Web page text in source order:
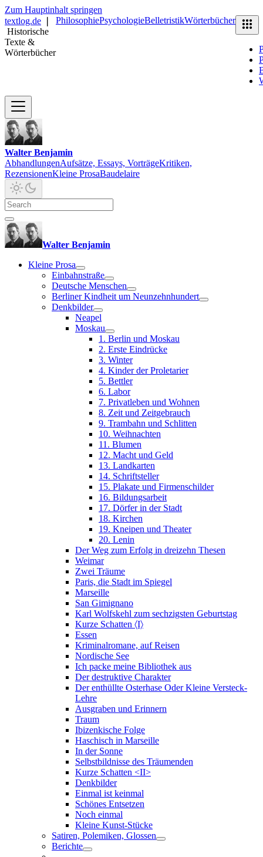
Zum Hauptinhalt springen
textlog.de
Historische
Texte &
Wörterbücher
PhilosophiePsychologieBelletristikWörterbücher
Walter Benjamin
AbhandlungenAufsätze, Essays, VorträgeKritiken,
RezensionenKleine ProsaBaudelaire
Walter Benjamin
Kleine Prosa
Einbahnstraße
Deutsche Menschen
Berliner Kindheit um Neunzehnhundert
Denkbilder
Neapel
Moskau
1. Berlin und Moskau
2. Erste Eindrücke
3. Winter
4. Kinder der Proletarier
5. Bettler
6. Labor
7. Privatleben und Wohnen
8. Zeit und Zeitgebrauch
9. Trambahn und Schlitten
10. Weihnachten
11. Blumen
12. Macht und Geld
13. Landkarten
14. Schriftsteller
15. Plakate und Firmenschilder
16. Bildungsarbeit
17. Dörfer in der Stadt
18. Kirchen
19. Kneipen und Theater
20. Lenin
Der Weg zum Erfolg in dreizehn Thesen
Weimar
Zwei Träume
Paris, die Stadt im Spiegel
Marseille
San Gimignano
Karl Wolfskehl zum sechzigsten Geburtstag
Kurze Schatten 〈I〉
Essen
Kriminalromane, auf Reisen
Nordische See
Ich packe meine Bibliothek aus
Der destruktive Charakter
Der enthüllte Osterhase Oder Kleine Versteck-
Lehre
Ausgraben und Erinnern
Traum
Ibizenkische Folge
Haschisch in Marseille
In der Sonne
Selbstbildnisse des Träumenden
Kurze Schatten <II>
Denkbilder
Einmal ist keinmal
Schönes Entsetzen
Noch einmal
Kleine Kunst-Stücke
Satiren, Polemiken, Glossen
Berichte